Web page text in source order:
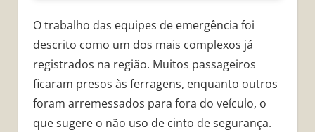
O trabalho das equipes de emergência foi
descrito como um dos mais complexos já
registrados na região. Muitos passageiros
ficaram presos às ferragens, enquanto outros
foram arremessados para fora do veículo, o
que sugere o não uso de cinto de segurança.